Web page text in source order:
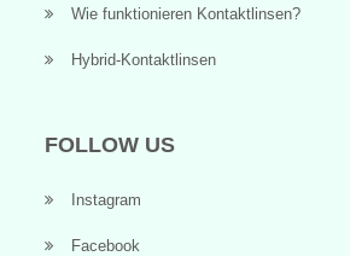
Wie funktionieren Kontaktlinsen?
Hybrid-Kontaktlinsen
FOLLOW US
Instagram
Facebook